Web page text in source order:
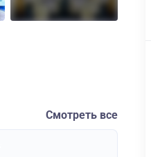
Смотреть все